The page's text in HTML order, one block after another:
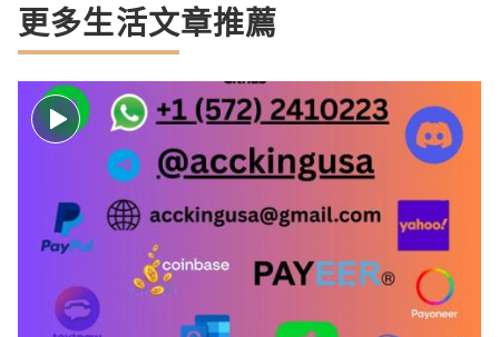
更多生活文章推薦